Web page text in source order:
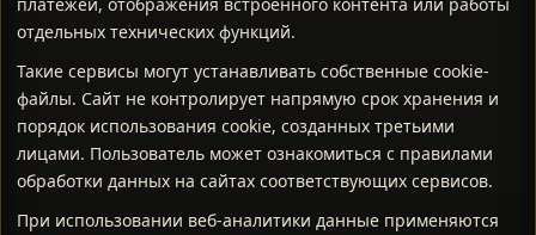
отдельных технических функций.
Такие сервисы могут устанавливать собственные cookie-
файлы. Сайт не контролирует напрямую срок хранения и
порядок использования cookie, созданных третьими
лицами. Пользователь может ознакомиться с правилами
обработки данных на сайтах соответствующих сервисов.
При использовании веб-аналитики данные применяются